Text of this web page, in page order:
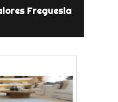
Freguesia